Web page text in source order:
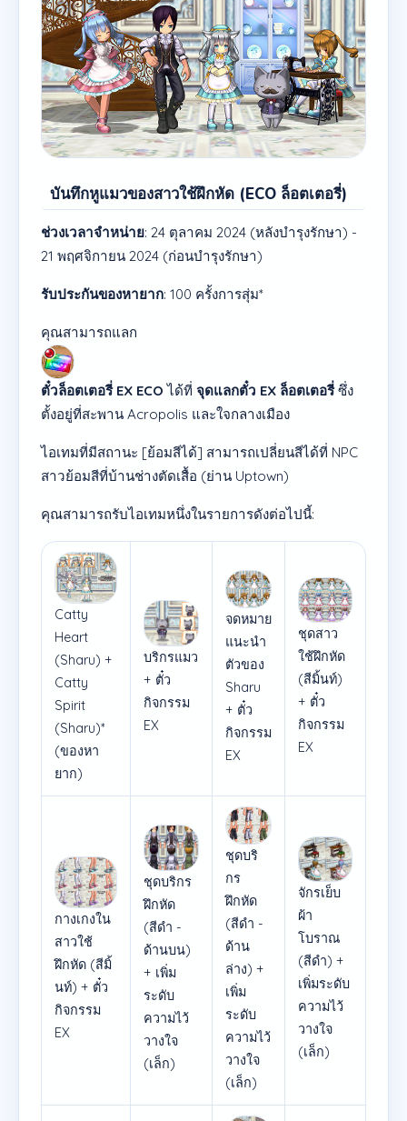
บันทึกหูแมวของสาวใช้ฝึกหัด (ECO ล็อตเตอรี่)
ช่วงเวลาจำหน่าย: 24 ตุลาคม 2024 (หลังบำรุงรักษา) -
21 พฤศจิกายน 2024 (ก่อนบำรุงรักษา)
รับประกันของหายาก: 100 ครั้งการสุ่ม*
คุณสามารถแลก
ตั๋วล็อตเตอรี่ EX ECO ได้ที่ จุดแลกตั๋ว EX ล็อตเตอรี่ซึ่ง
ตั้งอยู่ที่สะพาน Acropolis และใจกลางเมือง
ไอเทมที่มีสถานะ [ย้อมสีได้] สามารถเปลี่ยนสีได้ที่ NPC
สาวย้อมสีที่บ้านช่างตัดเสื้อ (ย่าน Uptown)
คุณสามารถรับไอเทมหนึ่งในรายการดังต่อไปนี้:
Catty
Heart
(Sharu) +
Catty
Spirit
(Sharu)*
(ของหา
ยาก)
บริกรแมว
+ ตั๋ว
กิจกรรม
EX
จดหมาย
แนะนำ
ตัวของ
Sharu
+ ตั๋ว
กิจกรรม
EX
ชุดสาว
ใช้ฝึกหัด
(สีมิ้นท์)
+ ตั๋ว
กิจกรรม
EX
กางเกงใน
สาวใช้
ฝึกหัด (สีมิ้
นท์) + ตั๋ว
กิจกรรม
EX
ชุดบริกร
ฝึกหัด
(สีดำ -
ด้านบน)
+ เพิ่ม
ระดับ
ความไว้
วางใจ
(เล็ก)
ชุดบริ
กร
ฝึกหัด
(สีดำ -
ด้าน
ล่าง) +
เพิ่ม
ระดับ
ความไว้
วางใจ
(เล็ก)
จักรเย็บ
ผ้า
โบราณ
(สีดำ) +
เพิ่มระดับ
ความไว้
วางใจ
(เล็ก)